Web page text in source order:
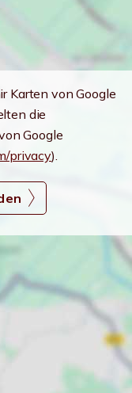
Karten von Google
die
Google
privacy).